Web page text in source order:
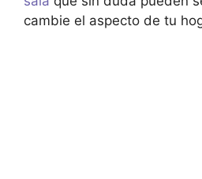
cambie el aspecto de tu